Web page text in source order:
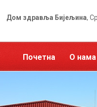
Дом здравља Бијељина,
Почетна О нама